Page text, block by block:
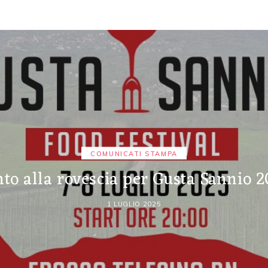
COMUNICATI STAMPA
alla rovescia per Gusta Sannio
1 LUGLIO 2025